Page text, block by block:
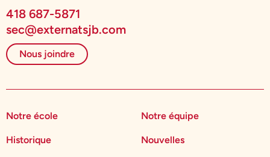
418 687-5871
sec@externatsjb.com
Nous joindre
Notre école
Historique
Notre équipe
Nouvelles